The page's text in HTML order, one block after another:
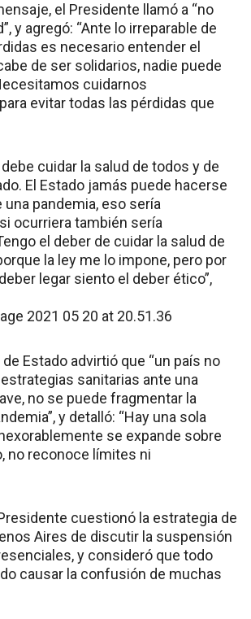
el Presidente llamó a “no
y agregó: “Ante lo irreparable de
es necesario entender el
de ser solidarios, nadie puede
cuidarnos
evitar todas las pérdidas que
cuidar la salud de todos y de
El Estado jamás puede hacerse
pandemia, eso sería
ocurriera también sería
el deber de cuidar la salud de
la ley me lo impone, pero por
legar siento el deber ético”,
Estado advirtió que “un país no
sanitarias ante una
no se puede fragmentar la
y detalló: “Hay una sola
se expande sobre
no reconoce límites ni
cuestionó la estrategia de
Aires de discutir la suspensión
y consideró que todo
causar la confusión de muchas